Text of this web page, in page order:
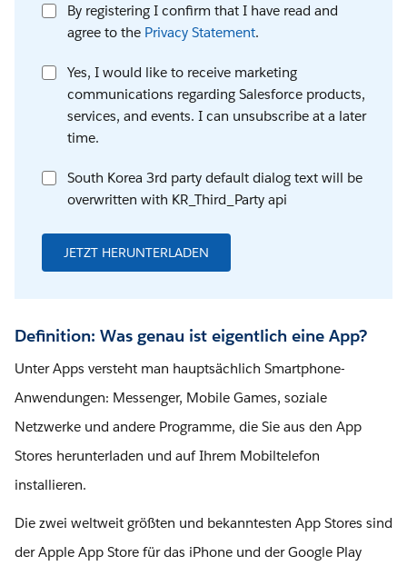
By registering I confirm that I have read and
agree to the Privacy Statement.
Yes, I would like to receive marketing
communications regarding Salesforce products,
services, and events. I can unsubscribe at a later
time.
South Korea 3rd party default dialog text will be
overwritten with KR_Third_Party api
JETZT HERUNTERLADEN
Definition: Was genau ist eigentlich eine App?
Unter Apps versteht man hauptsächlich Smartphone-
Anwendungen: Messenger, Mobile Games, soziale
Netzwerke und andere Programme, die Sie aus den App
Stores herunterladen und auf Ihrem Mobiltelefon
installieren.
Die zwei weltweit größten und bekanntesten App Stores sind
der Apple App Store für das iPhone und der Google Play